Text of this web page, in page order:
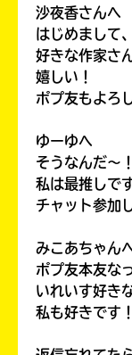
沙夜香さんへ
はじめまして
好きな作家さ
嬉しい！
ポプ友もよろ
ゆーゆへ
そうなんだ〜！
私は最推しで
チャット参加
みこあちゃん
ポプ友本友な
いれいす好き
私も好きです